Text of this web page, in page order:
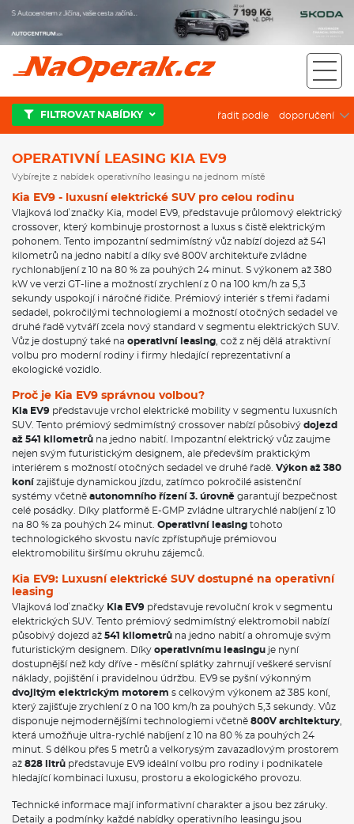
Operativní leasing Kia EV9
FILTROVAT NABÍDKY řadit podle
OPERATIVNÍ LEASING KIA EV9
Vybírejte z nabídek operativního leasingu na jednom místě
Kia EV9 - luxusní elektrické SUV pro celou rodinu
Vlajková loď značky Kia, model EV9, představuje průlomový elektrický
crossover, který kombinuje prostornost a luxus s čistě elektrickým
pohonem. Tento impozantní sedmimístný vůz nabízí dojezd až 541
kilometrů na jedno nabití a díky své 800V architektuře zvládne
rychlonabíjení z 10 na 80 % za pouhých 24 minut. S výkonem až 380
kW ve verzi GT-line a možností zrychlení z 0 na 100 km/h za 5,3
sekundy uspokojí i náročné řidiče. Prémiový interiér s třemi řadami
sedadel, pokročilými technologiemi a možností otočných sedadel ve
druhé řadě vytváří zcela nový standard v segmentu elektrických SUV.
Vůz je dostupný také na operativní leasing , což z něj dělá atraktivní
volbu pro moderní rodiny i firmy hledající reprezentativní a
ekologické vozidlo.
Proč je Kia EV9 správnou volbou?
Kia EV9 představuje vrchol elektrické mobility v segmentu luxusních
SUV. Tento prémiový sedmimístný crossover nabízí působivý dojezd
až 541 kilometrů na jedno nabití. Impozantní elektrický vůz zaujme
nejen svým futuristickým designem, ale především praktickým
interiérem s možností otočných sedadel ve druhé řadě. Výkon až 380
koní zajišťuje dynamickou jízdu, zatímco pokročilé asistenční
systémy včetně autonomního řízení 3. úrovně garantují bezpečnost
celé posádky. Díky platformě E-GMP zvládne ultrarychlé nabíjení z 10
na 80 % za pouhých 24 minut. Operativní leasing tohoto
technologického skvostu navíc zpřístupňuje prémiovou
elektromobilitu širšímu okruhu zájemců.
Kia EV9: Luxusní elektrické SUV dostupné na operativní
leasing
Vlajková loď značky Kia EV9 představuje revoluční krok v segmentu
elektrických SUV. Tento prémiový sedmimístný elektromobil nabízí
působivý dojezd až 541 kilometrů na jedno nabití a ohromuje svým
futuristickým designem. Díky operativnímu leasingu je nyní
dostupnější než kdy dříve - měsíční splátky zahrnují veškeré servisní
náklady, pojištění i pravidelnou údržbu. EV9 se pyšní výkonným
dvojitým elektrickým motorem s celkovým výkonem až 385 koní,
který zajišťuje zrychlení z 0 na 100 km/h za pouhých 5,3 sekundy. Vůz
disponuje nejmodernějšími technologiemi včetně 800V architektury
která umožňuje ultra-rychlé nabíjení z 10 na 80 % za pouhých 24
minut. S délkou přes 5 metrů a velkorysým zavazadlovým prostorem
až 828 litrů představuje EV9 ideální volbu pro rodiny i podnikatele
hledající kombinaci luxusu, prostoru a ekologického provozu.
Technické informace mají informativní charakter a jsou bez záruky.
Detaily a podmínky každé nabídky operativního leasingu jsou